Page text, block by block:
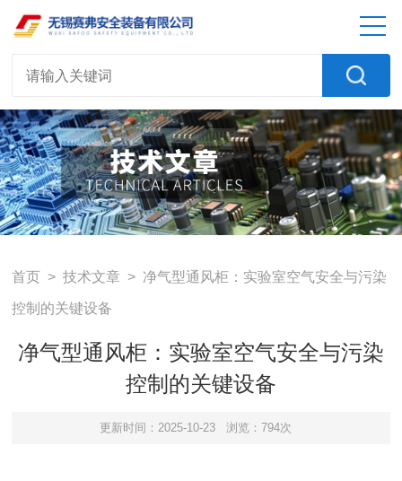
首页 >技术文章 > 净气型通风柜：实验室空气安全与污染
控制的关键设备
净气型通风柜：实验室空气安全与污染
控制的关键设备
更新时间：2025-10-23 浏览：794次